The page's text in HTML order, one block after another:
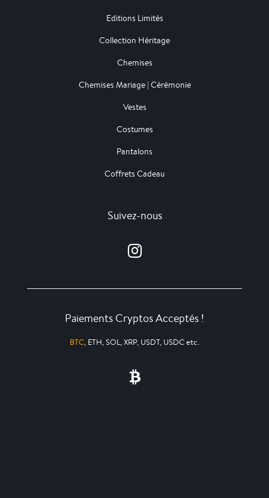
Editions Limités
Collection Héritage
Chemises
Chemises Mariage | Cérémonie
Vestes
Costumes
Pantalons
Coffrets Cadeau
Suivez-nous
Paiements Cryptos Acceptés !
BTC, ETH, SOL, XRP, USDT, USDC etc.